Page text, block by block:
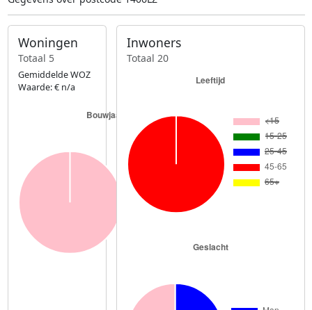
Woningen
Totaal 5
Gemiddelde WOZ
Waarde: € n/a
Inwoners
Totaal 20